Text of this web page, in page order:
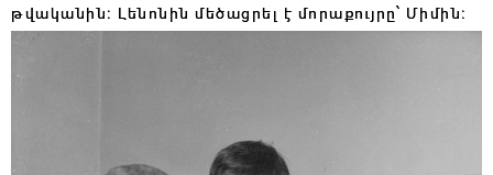
թվականին։ Լենոնին մեծացրել է մորաքույրը՝ Միմին։